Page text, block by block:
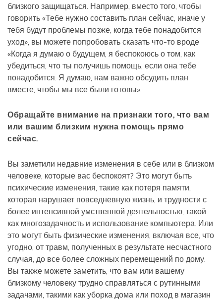
близкого защищаться. Например, вместо того, чтобы
говорить «Тебе нужно составить план сейчас, иначе у
тебя будут проблемы позже, когда тебе понадобится
уход», вы можете попробовать сказать что-то вроде
«Когда я думаю о будущем, я беспокоюсь о том, как
убедиться, что ты получишь помощь, если она тебе
понадобится. Я думаю, нам важно обсудить план
вместе, чтобы мы все были готовы».
Обращайте внимание на признаки того, что вам
или вашим близким нужна помощь прямо
сейчас.
Вы заметили недавние изменения в себе или в близком
человеке, которые вас беспокоят? Это могут быть
психические изменения, такие как потеря памяти,
которая нарушает повседневную жизнь, и трудности с
более интенсивной умственной деятельностью, такой
как многозадачность и использование компьютера. Или
это могут быть физические изменения, включая все, что
угодно, от травм, полученных в результате несчастного
случая, до все более сложных перемещений по дому.
Вы также можете заметить, что вам или вашему
близкому человеку трудно справляться с рутинными
задачами, такими как уборка дома или поход в магазин